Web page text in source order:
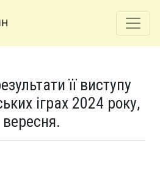
її виступу
іграх 2024 року,